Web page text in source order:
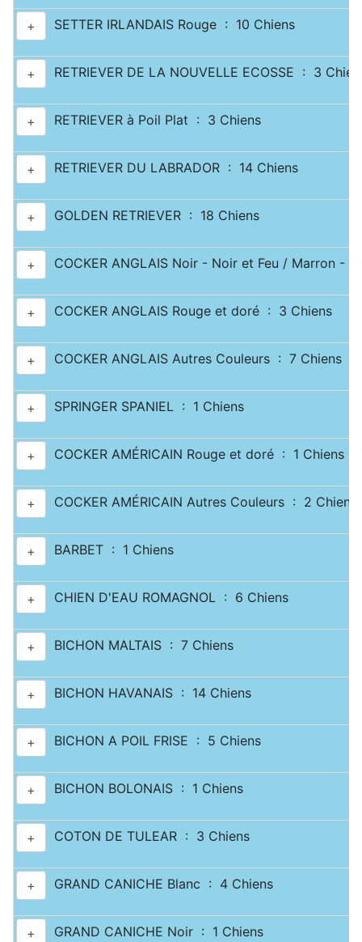
+ SETTER IRLANDAIS Rouge : 10 Chiens
+ RETRIEVER DE LA NOUVELLE ECOSSE : 3
+ RETRIEVER à Poil Plat : 3 Chiens
+ RETRIEVER DU LABRADOR : 14 Chiens
+ GOLDEN RETRIEVER : 18 Chiens
+ COCKER ANGLAIS Noir - Noir et Feu / Marron -
+ COCKER ANGLAIS Rouge et doré : 3 Chiens
+ COCKER ANGLAIS Autres Couleurs : 7 Chiens
+ SPRINGER SPANIEL : 1 Chiens
+ COCKER AMÉRICAIN Rouge et doré : 1 Chiens
+ COCKER AMÉRICAIN Autres Couleurs : 2 Chiens
+ BARBET : 1 Chiens
+ CHIEN D'EAU ROMAGNOL : 6 Chiens
+ BICHON MALTAIS : 7 Chiens
+ BICHON HAVANAIS : 14 Chiens
+ BICHON A POIL FRISE : 5 Chiens
+ BICHON BOLONAIS : 1 Chiens
+ COTON DE TULEAR : 3 Chiens
+ GRAND CANICHE Blanc : 4 Chiens
+ GRAND CANICHE Noir : 1 Chiens